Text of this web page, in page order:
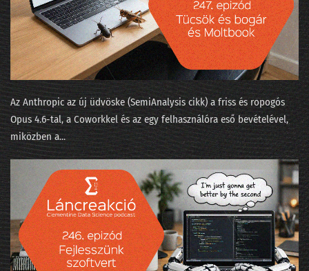
046 - Több-e reklámnál a metaverzum?
045 - Mi köze a szitakötő agyának az automatizált programozáshoz?
044 - Elemző nirvána vagy alapfokú szabadúszás?
043 - Hány adatprojekt szakítja át a célszalagot?
042 - Téli időszámítás az MI-naptárban
041 - Mit láttunk a kristálygömbben?
040 - Évvége, bambulás, világbéke
039 - Az adatbányászok moziba mennek
038 - Hydroinfo és cica-mining
037 - Nők az adatbányában
Az Anthropic az új üdvöske (SemiAnalysis cikk⁠) a friss és ropogós
Opus 4.6-tal, a Coworkkel és az ⁠egy felhasználóra eső bevételével⁠,
miközben a...